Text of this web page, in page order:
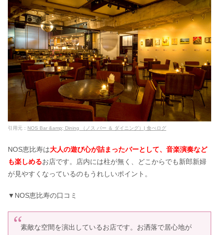
引用元： NOS Bar &amp; Dining （ノス バー ＆ ダイニング）| 食べログ
NOS恵比寿は大人の遊び心が詰まったバーとして、音楽演奏など
も楽しめるお店です。店内には柱が無く、どこからでも新郎新婦
が見やすくなっているのもうれしいポイント。
▼NOS恵比寿の口コミ
素敵な空間を演出しているお店です。お洒落で居心地が